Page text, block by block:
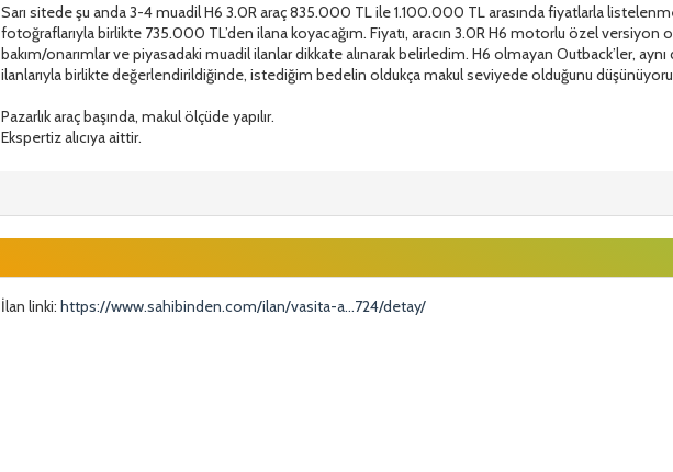
Sarı sitede şu anda 3-4 muadil H6 3.0R araç 835.000 TL ile 1.100.000 TL arasında fiyatlarla
fotoğraflarıyla birlikte 735.000 TL’den ilana koyacağım. Fiyatı, aracın 3.0R H6 motorlu özel versiyon
bakım/onarımlar ve piyasadaki muadil ilanlar dikkate alınarak belirledim. H6 olmayan Outback’ler,
ilanlarıyla birlikte değerlendirildiğinde, istediğim bedelin oldukça makul seviyede olduğunu
Pazarlık araç başında, makul ölçüde yapılır.
Ekspertiz alıcıya aittir.
İlan linki:https://www.sahibinden.com/ilan/vasita-a...724/detay/